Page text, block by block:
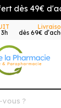
dès 49€
dès 69€